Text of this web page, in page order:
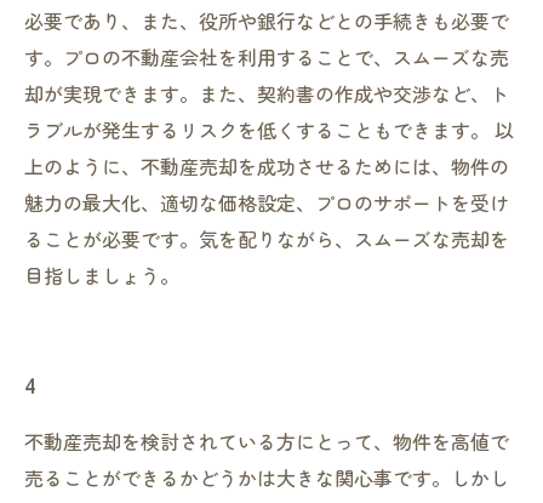
必要であり、また、役所や銀行などとの手続きも必要で
す。プロの不動産会社を利用することで、スムーズな売
却が実現できます。また、契約書の作成や交渉など、ト
ラブルが発生するリスクを低くすることもできます。 以
上のように、不動産売却を成功させるためには、物件の
魅力の最大化、適切な価格設定、プロのサポートを受け
ることが必要です。気を配りながら、スムーズな売却を
目指しましょう。
4
不動産売却を検討されている方にとって、物件を高値で
売ることができるかどうかは大きな関心事です。しかし